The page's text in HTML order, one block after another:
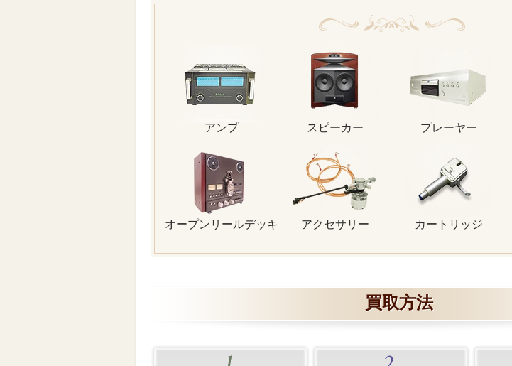
アンプ スピーカー プレーヤー
オープンリールデッキ アクセサリー カートリッジ
買取方法